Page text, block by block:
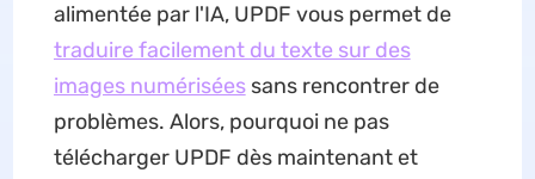
alimentée par l'IA, UPDF vous permet de
traduire facilement du texte sur des
images numériséessans rencontrer de
problèmes. Alors, pourquoi ne pas
télécharger UPDF dès maintenant et